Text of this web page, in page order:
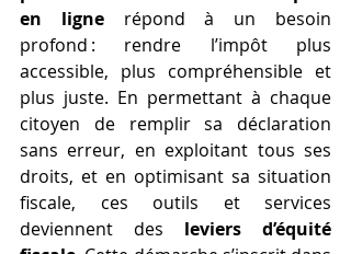
en ligne répond à un besoin
profond : rendre l’impôt plus
accessible, plus compréhensible et
plus juste. En permettant à chaque
citoyen de remplir sa déclaration
sans erreur, en exploitant tous ses
droits, et en optimisant sa situation
fiscale, ces outils et services
deviennent des leviers d’équité